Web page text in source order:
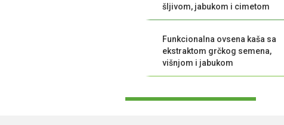
šljivom, jabukom i cimetom
Funkcionalna ovsena kaša sa
ekstraktom grčkog semena,
višnjom i jabukom